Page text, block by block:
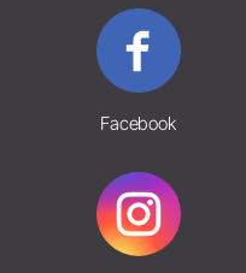
Facebook